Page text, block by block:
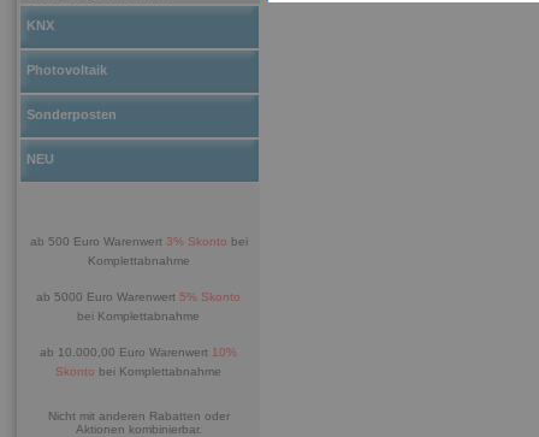
KNX
Photovoltaik
Sonderposten
NEU
ab 500 Euro Warenwert 3% Skonto bei
Komplettabnahme
ab 5000 Euro Warenwert 5% Skonto
bei Komplettabnahme
ab 10.000,00 Euro Warenwert 10%
Skonto bei Komplettabnahme
Nicht mit anderen Rabatten oder
Aktionen kombinierbar.